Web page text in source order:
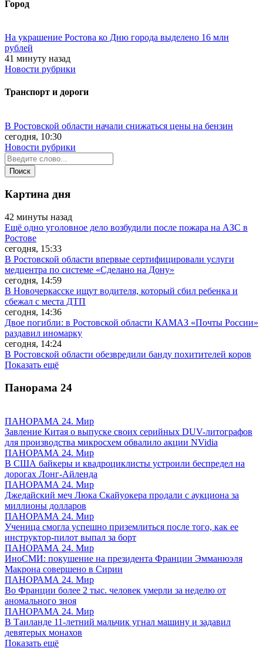
Город
На украшение Ростова ко Дню города выделено 16 млн
рублей
41 минуту назад
Новости рубрики
Транспорт и дороги
В Ростовской области начали снижаться цены на бензин
сегодня, 10:30
Новости рубрики
Картина дня
42 минуты назад
Ещё одно уголовное дело возбудили после пожара на АЗС в
Ростове
сегодня, 15:33
В Ростовской области впервые сертифицировали услуги
медцентра по системе «Сделано на Дону»
сегодня, 14:59
В Новочеркасске ищут водителя, который сбил ребенка и
сбежал с места ДТП
сегодня, 14:36
Двое погибли: в Ростовской области КАМАЗ «Почты России»
раздавил иномарку
сегодня, 14:24
В Ростовской области обезвредили банду похитителей коров
Показать ещё
Панорама 24
ПАНОРАМА 24. Мир
Завление Китая о выпуске своих серийных DUV-литографов
для производства микросхем обвалило акции NVidia
ПАНОРАМА 24. Мир
В США байкеры и квадроциклисты устроили беспредел на
дорогах Лонг-Айленда
ПАНОРАМА 24. Мир
Джедайский меч Люка Скайуокера продали с аукциона за
миллионы долларов
ПАНОРАМА 24. Мир
Ученица смогла успешно приземлиться после того, как ее
инструктор-пилот выпал за борт
ПАНОРАМА 24. Мир
ИноСМИ: покушение на президента Франции Эмманюэля
Макрона совершено в Сирии
ПАНОРАМА 24. Мир
Во Франции более 2 тыс. человек умерли за неделю от
аномального зноя
ПАНОРАМА 24. Мир
В Таиланде 11-летний мальчик угнал машину и задавил
девятерых монахов
Показать ещё